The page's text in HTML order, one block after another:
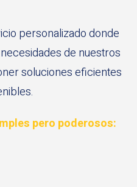
personalizado donde
de nuestros
soluciones eficientes
pero poderosos: